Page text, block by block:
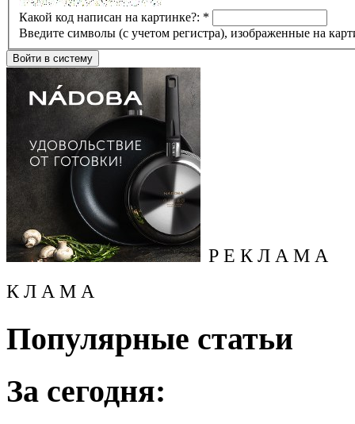
Какой код написан на картинке?: *
Введите символы (с учетом регистра), изображенные на
Р Е К Л А М А
К Л А М А
Популярные статьи
За сегодня: